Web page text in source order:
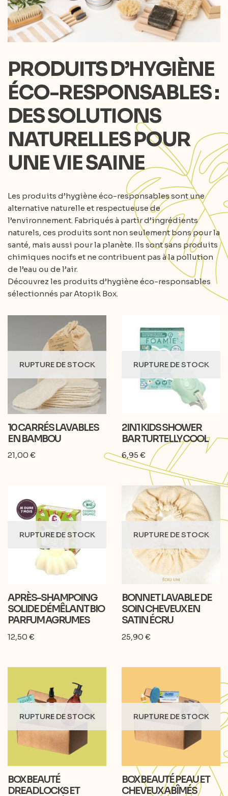
PRODUITS D’HYGIÈNE
ÉCO-RESPONSABLES :
DES SOLUTIONS
NATURELLES POUR
UNE VIE SAINE
Les produits d’hygiène éco-responsables sont une
alternative naturelle et respectueuse de
l’environnement. Fabriqués à partir d’ingrédients
naturels, ces produits sont non seulement bons pour la
santé, mais aussi pour la planète. Ils sont sans produits
chimiques nocifs et ne contribuent pas à la pollution
de l’eau ou de l’air.
Découvrez les produits d’hygiène éco-responsables
sélectionnés par Atopik Box.
RUPTURE DE STOCK
10 CARRÉS LAVABLES
EN BAMBOU
21,00€
RUPTURE DE STOCK
2IN1 KIDS SHOWER
BAR TURTELLY COOL
6,95 €
RUPTURE DE STOCK
APRÈS-SHAMPOING
SOLIDE DÉMÊLANT BIO
PARFUM AGRUMES
12,50€
RUPTURE DE STOCK
BONNET LAVABLE DE
SOIN CHEVEUX EN
SATIN ÉCRU
25,90€
RUPTURE DE STOCK
BOX BEAUTÉ
DREADLOCKS ET
RUPTURE DE STOCK
BOX BEAUTÉ PEAU ET
CHEVEUX ABÎMÉS